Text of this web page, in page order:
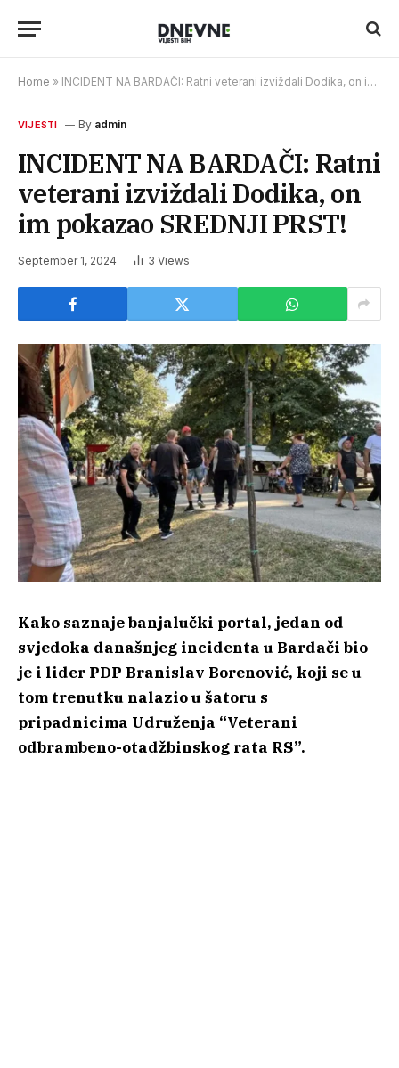
Home » INCIDENT NA BARDAČI: Ratni veterani izviždali Dodika, on im pokazao SREDNJI PRST!
VIJESTI By admin
INCIDENT NA BARDAČI: Ratni
veterani izviždali Dodika, on
im pokazao SREDNJI PRST!
September 1, 2024 3 Views
Kako saznaje banjalučki portal, jedan od
svjedoka današnjeg incidenta u Bardači bio
je i lider PDP Branislav Borenović, koji se u
tom trenutku nalazio u šatoru s
pripadnicima Udruženja “Veterani
odbrambeno-otadžbinskog rata RS”.